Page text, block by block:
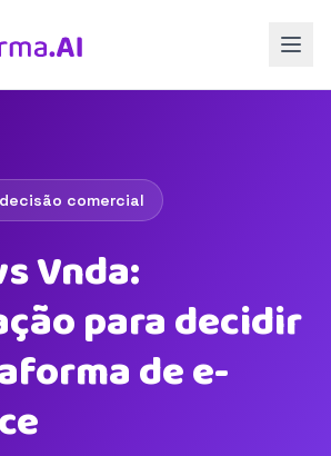
comercial
Vnda:
para decidir
de e-